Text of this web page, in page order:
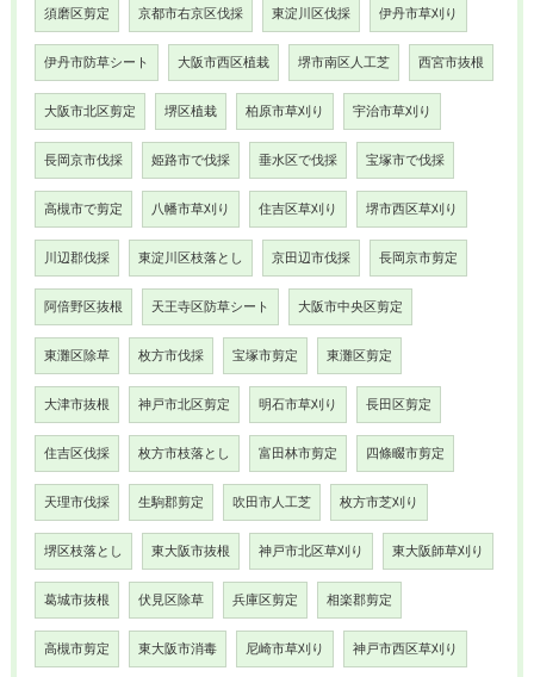
須磨区剪定 京都市右京区伐採 東淀川区伐採 伊丹市草刈り
伊丹市防草シート 大阪市西区植栽 堺市南区人工芝 西宮市抜根
大阪市北区剪定 堺区植栽 柏原市草刈り 宇治市草刈り
長岡京市伐採 姫路市で伐採 垂水区で伐採 宝塚市で伐採
高槻市で剪定 八幡市草刈り 住吉区草刈り 堺市西区草刈り
川辺郡伐採 東淀川区枝落とし 京田辺市伐採 長岡京市剪定
阿倍野区抜根 天王寺区防草シート 大阪市中央区剪定
東灘区除草 枚方市伐採 宝塚市剪定 東灘区剪定
大津市抜根 神戸市北区剪定 明石市草刈り 長田区剪定
住吉区伐採 枚方市枝落とし 富田林市剪定 四條畷市剪定
天理市伐採 生駒郡剪定 吹田市人工芝 枚方市芝刈り
堺区枝落とし 東大阪市抜根 神戸市北区草刈り 東大阪師草刈り
葛城市抜根 伏見区除草 兵庫区剪定 相楽郡剪定
高槻市剪定 東大阪市消毒 尼崎市草刈り 神戸市西区草刈り